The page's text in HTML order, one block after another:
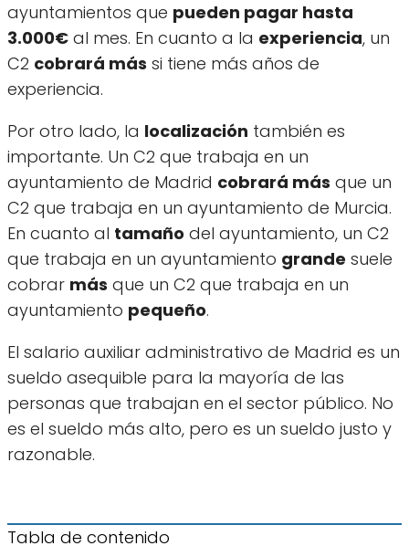
ayuntamientos que pueden pagar hasta
3.000€ al mes. En cuanto a la experiencia, un
C2 cobrará más si tiene más años de
experiencia.
Por otro lado, la localización también es
importante. Un C2 que trabaja en un
ayuntamiento de Madrid cobrará más que un
C2 que trabaja en un ayuntamiento de Murcia.
En cuanto al tamaño del ayuntamiento, un C2
que trabaja en un ayuntamiento grande suele
cobrar más que un C2 que trabaja en un
ayuntamiento pequeño.
El salario auxiliar administrativo de Madrid es un
sueldo asequible para la mayoría de las
personas que trabajan en el sector público. No
es el sueldo más alto, pero es un sueldo justo y
razonable.
Tabla de contenido